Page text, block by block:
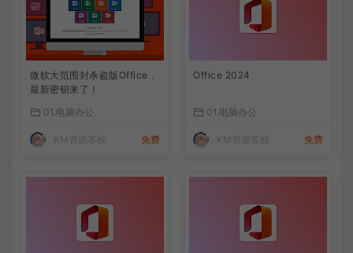
微软大范围封杀盗版Office，
最新密钥来了！
01.电脑办公
KM资源客栈 免费
Office 2024
01.电脑办公
KM资源客栈 免费